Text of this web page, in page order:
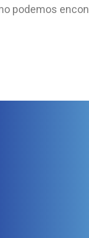
podemos